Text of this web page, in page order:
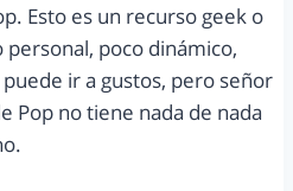
Esto es un recurso geek o
poco dinámico,
ir a gustos, pero señor
Pop no tiene nada de nada